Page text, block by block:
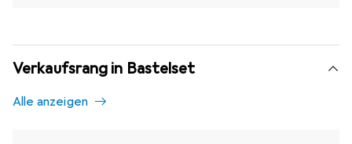
Verkaufsrang in Bastelset
Alle anzeigen